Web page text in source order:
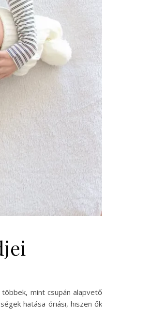
mint csupán alapvető
hatása óriási, hiszen ők